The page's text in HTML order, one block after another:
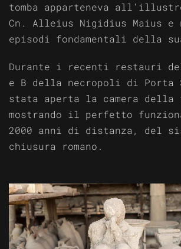
tomba apparteneva
Cn. Alleius Nigidius Maius
episodi fondamentali della
Durante i recenti restauri
e B della necropoli di Porta
stata aperta la camera della
mostrando il perfetto
2000 anni di distanza, del
chiusura romano.